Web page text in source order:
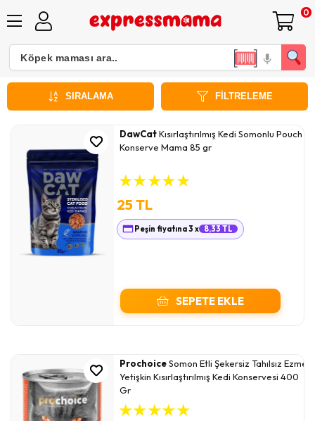
0
FILTRELEME
SIRALAMA
DawCatKısırlaştırılmış Kedi Somonlu Pouch
Konserve Mama 85 gr
★★★★★
25 TL
Peşin fiyatına 3 x 8,33 TL
SEPETE EKLE
ProchoiceSomon Etli Şekersiz Tahılsız Ezme
Yetişkin Kısırlaştırılmış Kedi Konservesi 400
Gr
★★★★★